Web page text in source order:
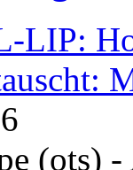
LIP:
(ots) -